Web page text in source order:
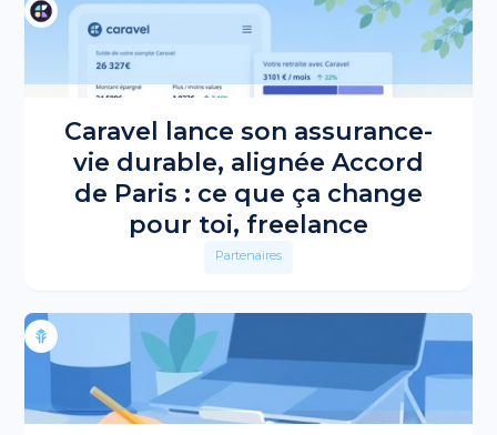
Caravel lance son assurance-
vie durable, alignée Accord
de Paris : ce que ça change
pour toi, freelance
Partenaires